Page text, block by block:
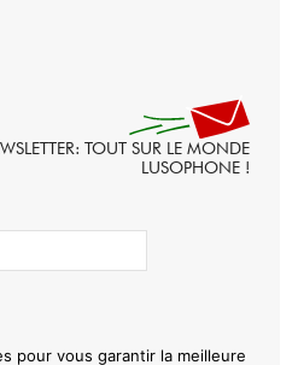
TOUT SUR LE MONDE
LUSOPHONE !
pour vous garantir la meilleure